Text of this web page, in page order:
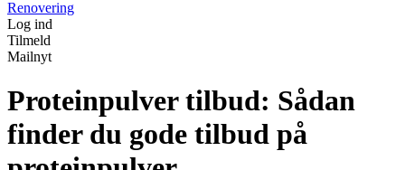
Renovering
Log ind
Tilmeld
Mailnyt
Proteinpulver tilbud: Sådan
finder du gode tilbud på